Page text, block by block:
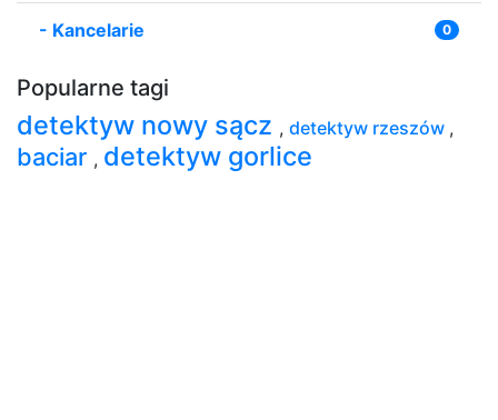
- Kancelarie 0
Popularne tagi
detektyw nowy sącz , detektyw rzeszów ,
baciar , detektyw gorlice